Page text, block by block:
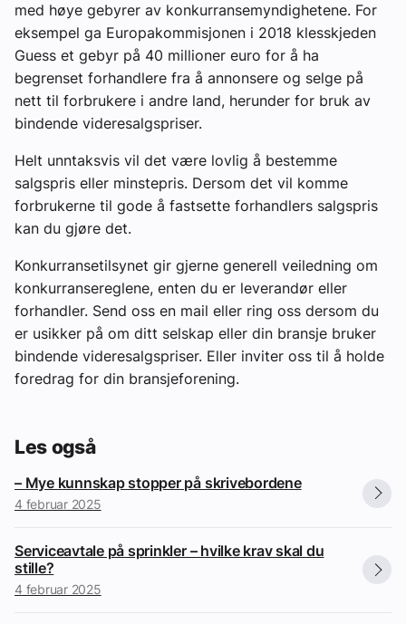
med høye gebyrer av konkurransemyndighetene. For
eksempel ga Europakommisjonen i 2018 klesskjeden
Guess et gebyr på 40 millioner euro for å ha
begrenset forhandlere fra å annonsere og selge på
nett til forbrukere i andre land, herunder for bruk av
bindende videresalgspriser.
Helt unntaksvis vil det være lovlig å bestemme
salgspris eller minstepris. Dersom det vil komme
forbrukerne til gode å fastsette forhandlers salgspris
kan du gjøre det.
Konkurransetilsynet gir gjerne generell veiledning om
konkurransereglene, enten du er leverandør eller
forhandler. Send oss en mail eller ring oss dersom du
er usikker på om ditt selskap eller din bransje bruker
bindende videresalgspriser. Eller inviter oss til å holde
foredrag for din bransjeforening.
Les også
– Mye kunnskap stopper på skrivebordene
4 februar 2025
Serviceavtale på sprinkler – hvilke krav skal du
stille?
4 februar 2025